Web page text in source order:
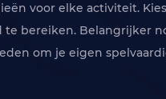
voor elke activiteit.
te bereiken. Belangrijker
om je eigen